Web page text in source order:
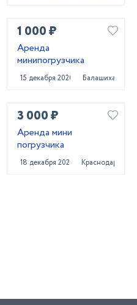
1 000 ₽
Аренда
минипогрузчика
15 декабря 2020 Балашиха
3 000 ₽
Аренда мини
погрузчика
18 декабря 2022 Краснодар